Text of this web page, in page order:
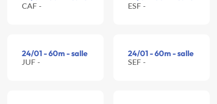
CAF - ESF -
24/01 - 60m - salle
JUF -
24/01 - 60m - salle
SEF -